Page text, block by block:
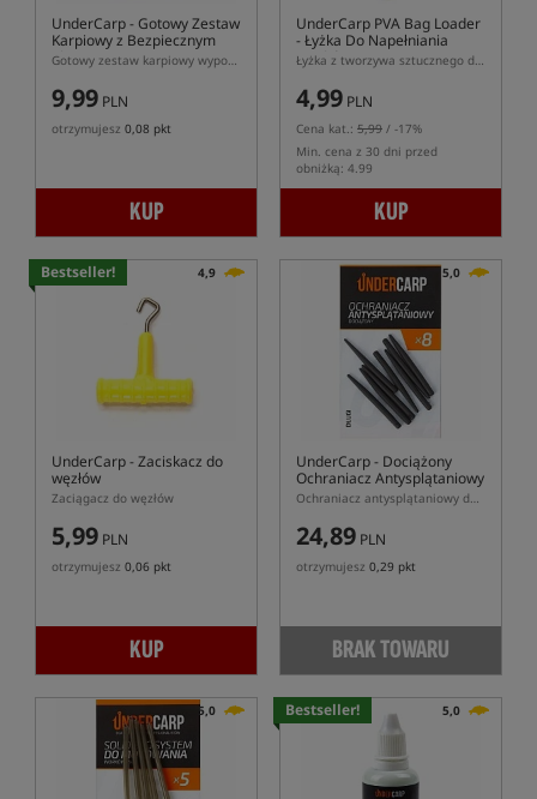
UnderCarp- Gotowy Zestaw
Karpiowy z Bezpiecznym
Klipsem
Gotowy zestaw karpiowy wyposażony w bezpieczny klips
9,99 PLN
otrzymujesz 0,08 pkt
KUP
UnderCarp PVA Bag Loader
- Łyżka Do Napełniania
Worków PVA
Łyżka z tworzywa sztucznego do napełniania materiałów PVA
4,99 PLN
Cena kat.: 5,99 / -17%
Min. cena z 30 dni przed
obniżką: 4.99
KUP
Bestseller! 4,9
UnderCarp- Zaciskacz do
węzłów
Zaciągacz do węzłów
5,99 PLN
otrzymujesz 0,06 pkt
KUP
5,0
UnderCarp- Dociążony
Ochraniacz Antysplątaniowy
40mm
Ochraniacz antysplątaniowy dociążony o długości 40mm
24,89 PLN
otrzymujesz 0,29 pkt
BRAK TOWARU
5,0 Bestseller! 5,0